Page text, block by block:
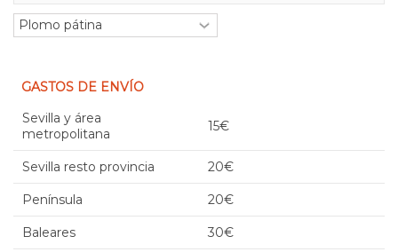
GASTOS DE ENVÍO
Sevilla y área
metropolitana
15€
Sevilla resto provincia 20€
Península 20€
Baleares 30€